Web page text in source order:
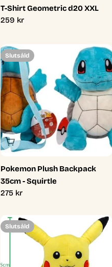
T-Shirt Geometric d20 XXL
Ordinarie
259 kr
Slutsåld
Slutsåld
Pokemon Plush Backpack
35cm - Squirtle
Ordinarie
275 kr
Slutsåld